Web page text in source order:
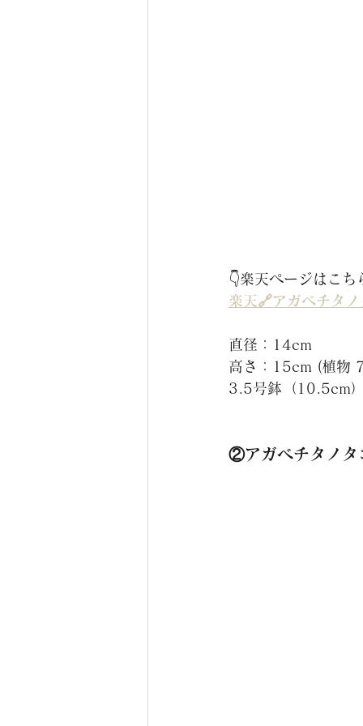
👇楽天ページはこち
楽天🔗アガベチタ
直径：14cm
高さ：15cm (植物
3.5号鉢（10.5cm）
②アガベチタノタ